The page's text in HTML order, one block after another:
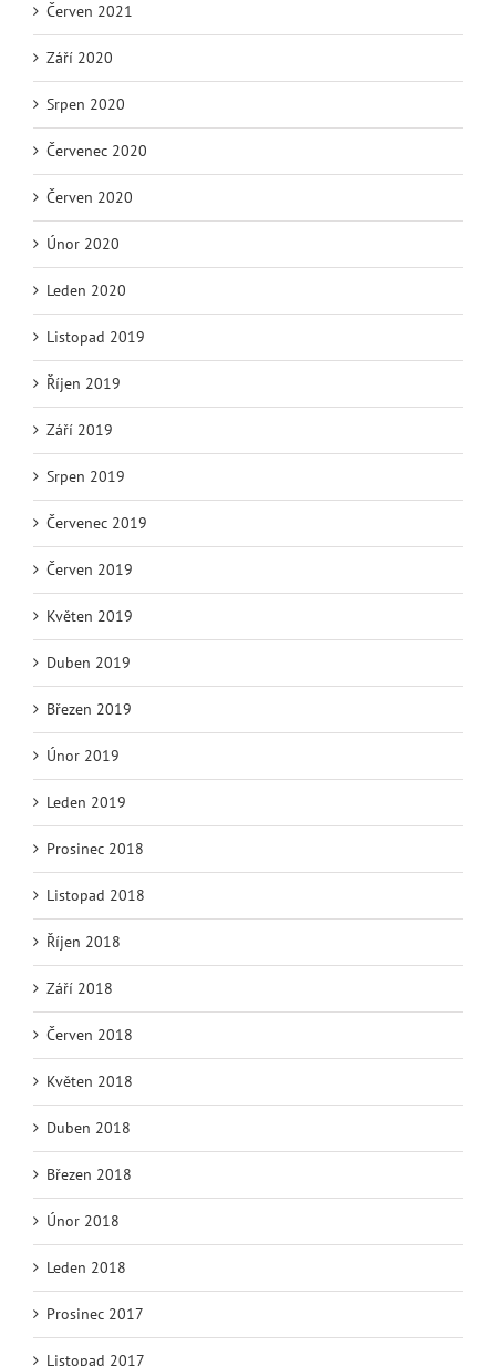
Červen 2021
Září 2020
Srpen 2020
Červenec 2020
Červen 2020
Únor 2020
Leden 2020
Listopad 2019
Říjen 2019
Září 2019
Srpen 2019
Červenec 2019
Červen 2019
Květen 2019
Duben 2019
Březen 2019
Únor 2019
Leden 2019
Prosinec 2018
Listopad 2018
Říjen 2018
Září 2018
Červen 2018
Květen 2018
Duben 2018
Březen 2018
Únor 2018
Leden 2018
Prosinec 2017
Listopad 2017